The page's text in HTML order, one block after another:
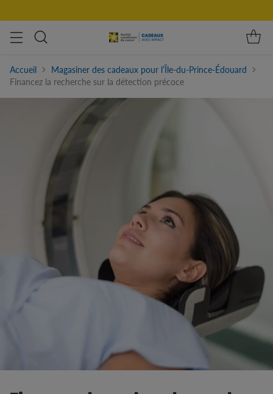
Accueil
Magasiner des cadeaux pour l’Île-du-Prince-Édouard
Financez la recherche sur la détection précoce